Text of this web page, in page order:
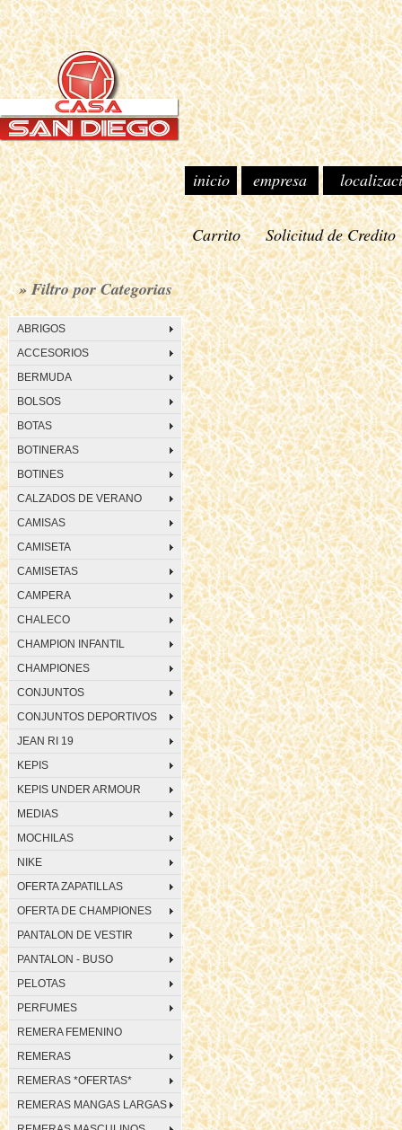
inicio empresa
Carrito Solicitud de Credito
» Filtro por Categorias
ABRIGOS
ACCESORIOS
BERMUDA
BOLSOS
BOTAS
BOTINERAS
BOTINES
CALZADOS DE VERANO
CAMISAS
CAMISETA
CAMISETAS
CAMPERA
CHALECO
CHAMPION INFANTIL
CHAMPIONES
CONJUNTOS
CONJUNTOS DEPORTIVOS
JEAN RI 19
KEPIS
KEPIS UNDER ARMOUR
MEDIAS
MOCHILAS
NIKE
OFERTA ZAPATILLAS
OFERTA DE CHAMPIONES
PANTALON DE VESTIR
PANTALON - BUSO
PELOTAS
PERFUMES
REMERA FEMENINO
REMERAS
REMERAS *OFERTAS*
REMERAS MANGAS LARGAS